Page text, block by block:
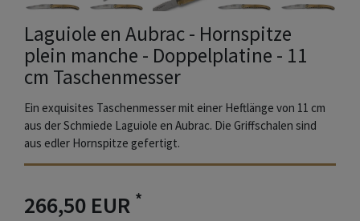
Laguiole en Aubrac - Hornspitze
plein manche - Doppelplatine - 11
cm Taschenmesser
Ein exquisites Taschenmesser mit einer Heftlänge von 11 cm
aus der Schmiede Laguiole en Aubrac. Die Griffschalen sind
aus edler Hornspitze gefertigt.
266,50 EUR *